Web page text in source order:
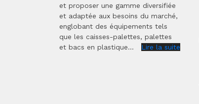
et proposer une gamme diversifiée
et adaptée aux besoins du marché,
englobant des équipements tels
que les caisses-palettes, palettes
et bacs en plastique... Lire la suite